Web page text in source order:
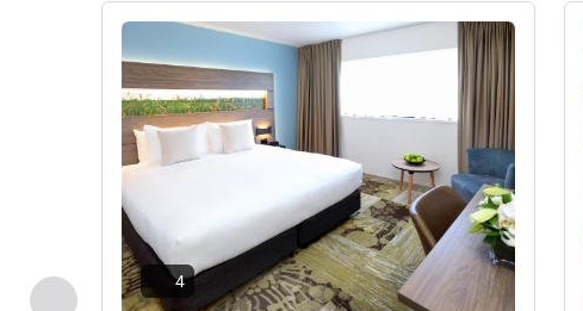
이전 - 객실
세부 정보 보기
4